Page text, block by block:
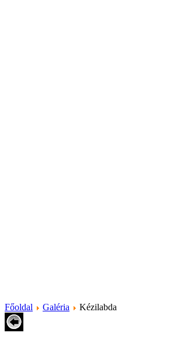
Főoldal Galéria Kézilabda